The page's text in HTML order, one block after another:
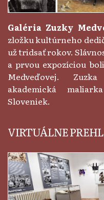
Galéria Zuzky
zložku kultúrneho
už tridsať rokov.
a prvou expozíciou
Medveďovej.
akademická
Sloveniek.
VIRTUÁLNE